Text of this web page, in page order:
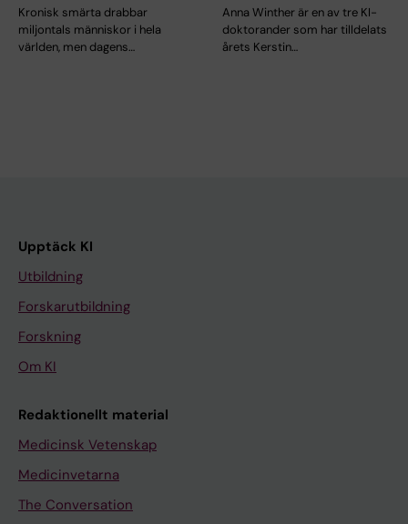
Kronisk smärta drabbar
miljontals människor i hela
världen, men dagens…
Anna Winther är en av tre KI-
doktorander som har tilldelats
årets Kerstin…
Upptäck KI
Utbildning
Forskarutbildning
Forskning
Om KI
Redaktionellt material
Medicinsk Vetenskap
Medicinvetarna
The Conversation